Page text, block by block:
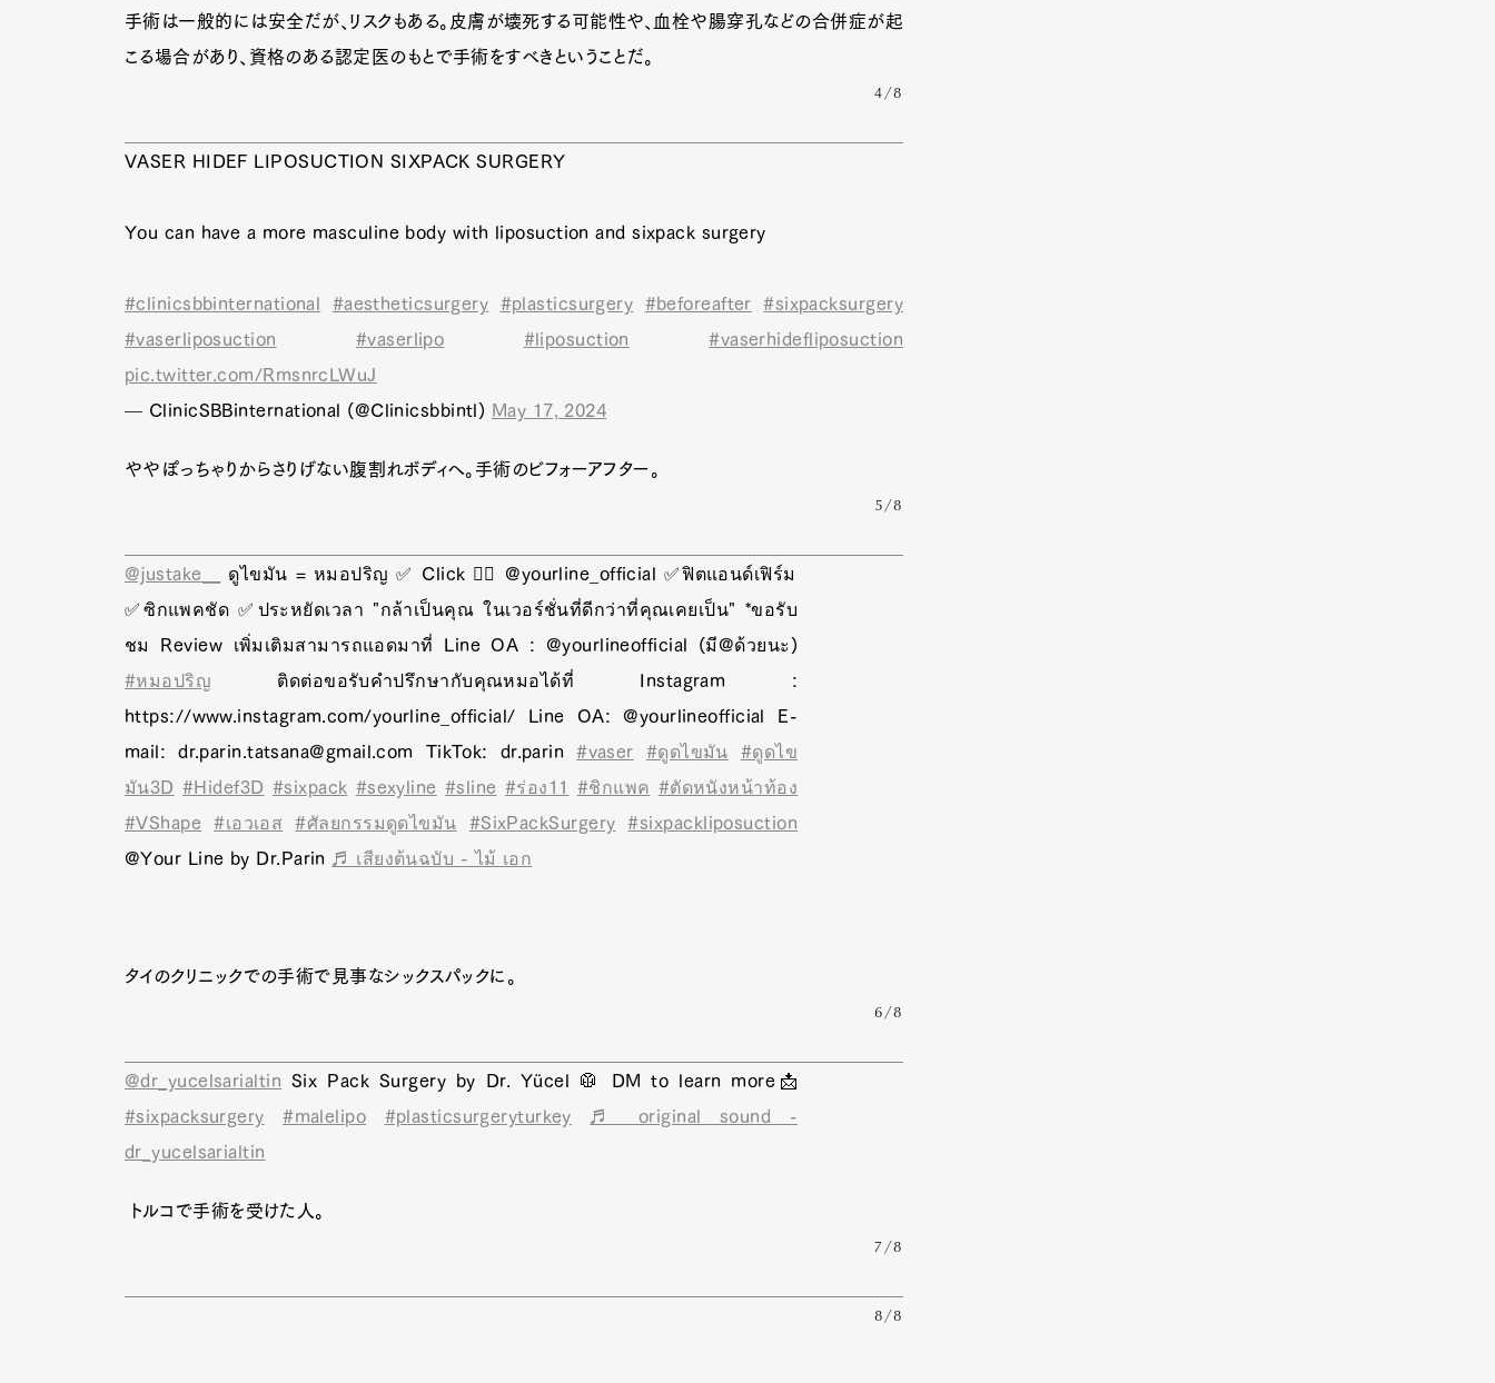
手術は一般的には安全だが、リスクもある。皮膚が壊死する可能性や、血栓や腸穿孔などの合併症が起
こる場合があり、資格のある認定医のもとで手術をすべきということだ。
4/8
VASER HIDEF LIPOSUCTION SIXPACK SURGERY
You can have a more masculine body with liposuction and sixpack surgery
#clinicsbbinternational #aestheticsurgery #plasticsurgery #beforeafter
#sixpacksurgery
#vaserliposuction
#vaserlipo #liposuction
#vaserhidefliposuction
pic.twitter.com/RmsnrcLWuJ
— ClinicSBBinternational (@Clinicsbbintl) May 17, 2024
ややぽっちゃりからさりげない腹割れボディへ。手術のビフォーアフター。
5/8
@justake__
ดูไขมัน = หมอปริญ ✅ Click 👉🏽 @yourline_official ✅ฟิตแอนด์เฟิร์ม
✅ซิกแพคชัด ✅ประหยัดเวลา "กล้าเป็นคุณ ในเวอร์ชั่นที่ดีกว่าที่คุณเคยเป็น" *ขอรับ
ชม Review เพิ่มเติมสามารถแอดมาที่ Line OA : @yourlineofficial (มี@ด้วยนะ)
#หมอปริญ ติดต่อขอรับคำปรึกษากับคุณหมอได้ที่ Instagram :
https://www.instagram.com/yourline_official/ Line OA: @yourlineofficial E-
mail: dr.parin.tatsana@gmail.com TikTok: dr.parin#vaser #ดูดไขมัน
#ดูดไข
มัน3D #Hidef3D #sixpack #sexyline #sline #ร่อง11 #ชิกแพค #ตัดหนังหน้าท้อง
#VShape
#เอวเอส #ศัลยกรรมดูดไขมัน #SixPackSurgery
#sixpackliposuction
@Your Line by Dr.Parin
♬ เสียงต้นฉบับ - ไม้ เอก
タイのクリニックでの手術で見事なシックスパックに。
6/8
@dr_yucelsarialtin Six Pack Surgery by Dr. Yücel 🥼 DM to learn more📩
#sixpacksurgery
#malelipo #plasticsurgeryturkey
♬ original sound -
dr_yucelsarialtin
トルコで手術を受けた人。
7/8
8/8